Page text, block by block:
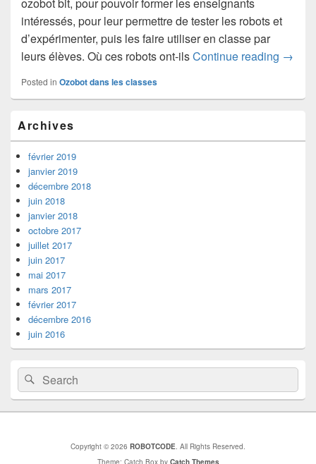
intéressés, pour leur permettre de tester les robots et
d’expérimenter, puis les faire utiliser en classe par
leurs élèves. Où ces robots ont-ilsContinue reading Où
→
Posted in Ozobot dans les classes
Sidebar
Widget
Area
Archives
février 2019
janvier 2019
décembre 2018
juin 2018
janvier 2018
octobre 2017
juillet 2017
juin 2017
mai 2017
mars 2017
février 2017
décembre 2016
juin 2016
Search
for:
Search
Copyright © 2026 ROBOTCODE . All Rights Reserved.
Theme: Catch Box by Catch Themes